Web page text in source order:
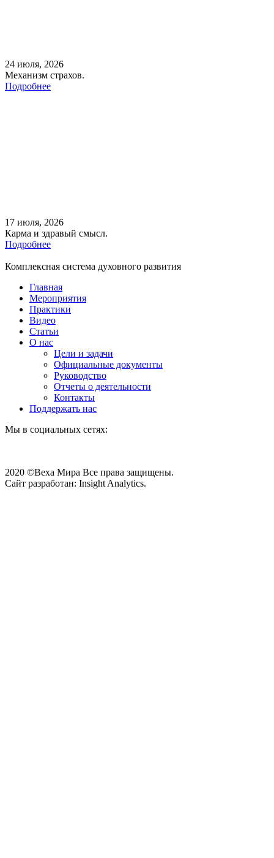
24 июля, 2026
Механизм страхов.
Подробнее
17 июля, 2026
Карма и здравый смысл.
Подробнее
Комплексная система духовного развития
Главная
Мероприятия
Практики
Видео
Статьи
О нас
Цели и задачи
Официальные документы
Руководство
Отчеты о деятельности
Контакты
Поддержать нас
Мы в социальных сетях:
2020 ©Веха Мира Все права защищены.
Сайт разработан: Insight Analytics.